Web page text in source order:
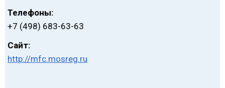
Телефоны:
+7 (498) 683-63-63
Сайт:
http://mfc.mosreg.ru